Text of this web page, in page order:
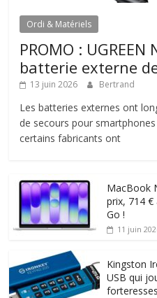
Ordi & Matériels
PROMO :
batterie externe
13 juin 2026 Bertrand
Les batteries externes ont
de secours pour smartphones
certains fabricants ont
MacBook
prix, 714
Go !
11 juin
Kingston
USB qui